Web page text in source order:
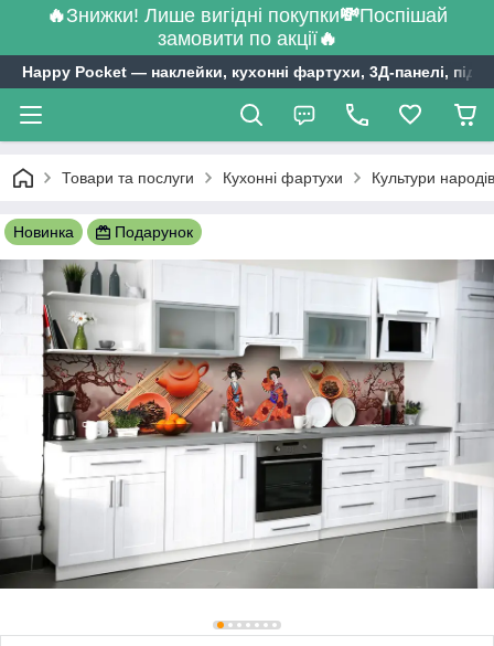
🔥Знижки! Лише вигідні покупки💸Поспішай
замовити по акції🔥
Happy Pocket ― наклейки, кухонні фартухи, 3Д-панелі,
Товари та послуги Кухонні фартухи Культури
Новинка Подарунок